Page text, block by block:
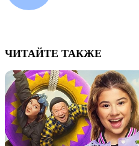
ЧИТАЙТЕ ТАКЖЕ